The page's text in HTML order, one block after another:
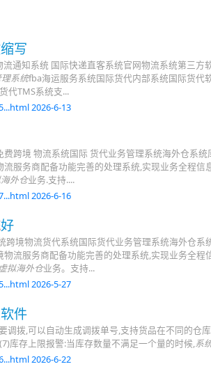
写
通知系统 国际快递直客系统官网物流系统第三
系统fba海运服务系统国际货代内部系统国际货代
代TMS系统支...
2026-6-13
跨境 物流系统国际 货代业务管理系统海外仓系统
服务商配备功能完善的处理系统,实现业务全程
外仓业务.支持....
2026-6-16
好
跨境物流货代系统国际货代业务管理系统海外仓系
流服务商配备功能完善的处理系统,实现业务全
拟海外仓业务。支持...
2026-5-27
件
调拨,可以自动生成调拨单号,支持货品在不同的仓
库存上限报警:当库存数量不满足一个量的时候,系
2026-6-22